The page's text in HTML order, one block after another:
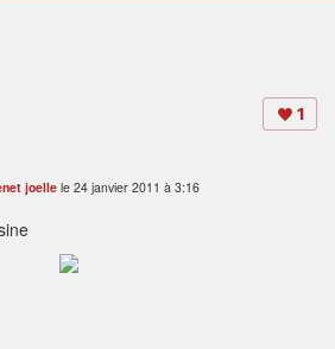
1
joellele 24 janvier 2011 à 3:16